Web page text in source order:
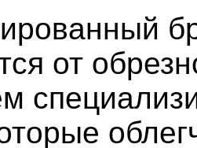
от